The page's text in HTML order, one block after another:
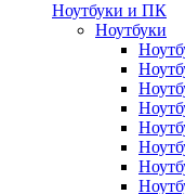
Ноутбуки и ПК
Ноутбуки